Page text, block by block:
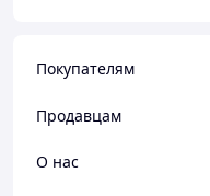
Покупателям
Продавцам
О нас